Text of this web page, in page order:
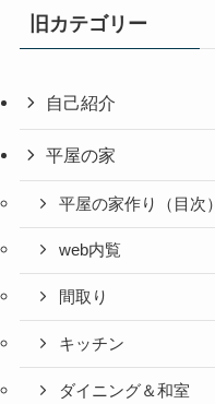
旧カテゴリー
自己紹介
平屋の家
平屋の家作り（目次）
web内覧
間取り
キッチン
ダイニング＆和室